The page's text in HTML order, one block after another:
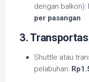
dengan balkon):
per pasangan
3.
Shuttle atau
pelabuhan: